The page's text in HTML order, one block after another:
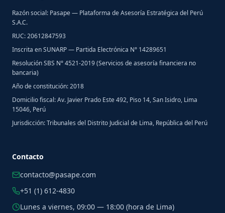
Razón social: Pasape — Plataforma de Asesoría Estratégica del Perú
S.A.C.
RUC: 20612847593
Inscrita en SUNARP — Partida Electrónica N° 14289651
Resolución SBS N° 4521-2019 (Servicios de asesoría financiera no
bancaria)
Año de constitución: 2018
Domicilio fiscal: Av. Javier Prado Este 492, Piso 14, San Isidro, Lima
15046, Perú
Jurisdicción: Tribunales del Distrito Judicial de Lima, República del Perú
Contacto
contacto@pasape.com
+51 (1) 612-4830
Lunes a viernes, 09:00 — 18:00 (hora de Lima)